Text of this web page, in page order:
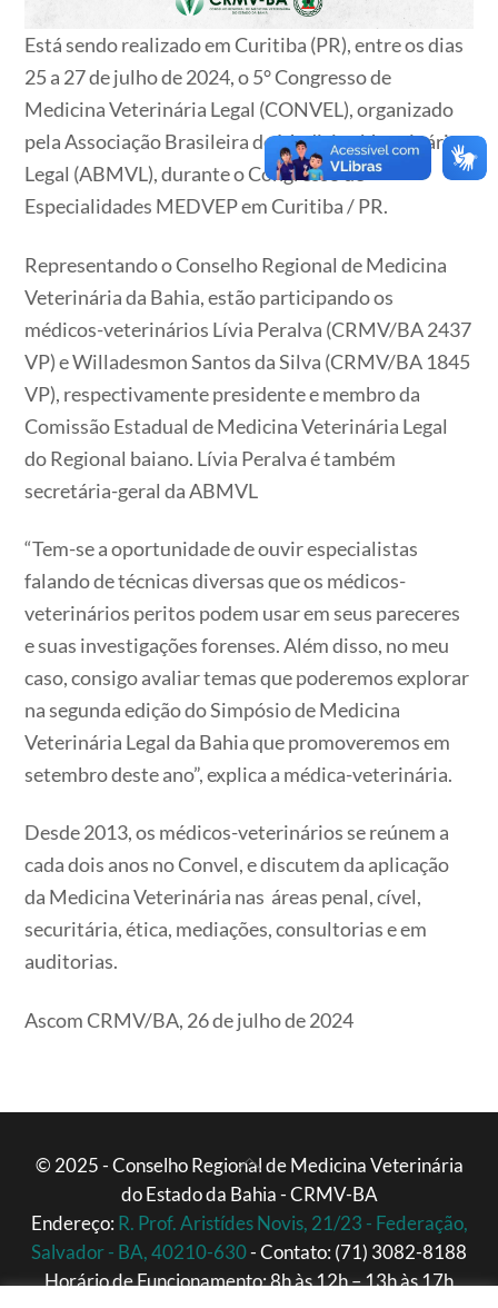
Está sendo realizado em Curitiba (PR), entre os dias
25 a 27 de julho de 2024, o 5° Congresso de
Medicina Veterinária Legal (CONVEL), organizado
pela Associação Brasileira de Medicina Veterinária
Legal (ABMVL), durante o Congresso de
Especialidades MEDVEP em Curitiba / PR.
Representando o Conselho Regional de Medicina
Veterinária da Bahia, estão participando os
médicos-veterinários Lívia Peralva (CRMV/BA 2437
VP) e Willadesmon Santos da Silva (CRMV/BA 1845
VP), respectivamente presidente e membro da
Comissão Estadual de Medicina Veterinária Legal
do Regional baiano. Lívia Peralva é também
secretária-geral da ABMVL
“Tem-se a oportunidade de ouvir especialistas
falando de técnicas diversas que os médicos-
veterinários peritos podem usar em seus pareceres
e suas investigações forenses. Além disso, no meu
caso, consigo avaliar temas que poderemos explorar
na segunda edição do Simpósio de Medicina
Veterinária Legal da Bahia que promoveremos em
setembro deste ano”, explica a médica-veterinária.
Desde 2013, os médicos-veterinários se reúnem a
cada dois anos no Convel, e discutem da aplicação
da Medicina Veterinária nas áreas penal, cível,
securitária, ética, mediações, consultorias e em
auditorias.
Ascom CRMV/BA, 26 de julho de 2024
Back
To
Top
© 2025 - Conselho Regional de Medicina Veterinária
do Estado da Bahia - CRMV-BA
Endereço: R. Prof. Aristídes Novis, 21/23 - Federação,
Salvador - BA, 40210-630- Contato: (71) 3082-8188
Horário de Funcionamento: 8h às 12h – 13h às 17h